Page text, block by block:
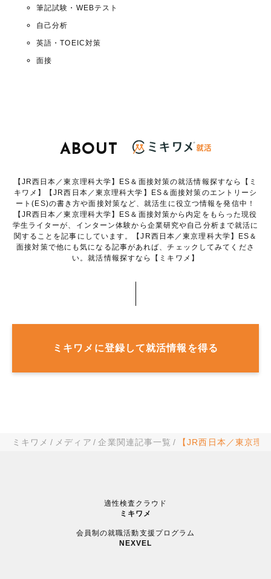
筆記試験・WEBテスト
自己分析
英語・TOEIC対策
面接
ABOUT
【JR西日本／東京理科大学】ES＆面接対策の就活情報探すなら【ミ
キワメ】【JR西日本／東京理科大学】ES＆面接対策のエントリーシ
ート(ES)の書き方や面接対策など、就活生に役立つ情報を発信中！
【JR西日本／東京理科大学】ES＆面接対策から内定をもらった現役
学生ライターが、インターン体験から企業研究や自己分析まで就活に
関することを記事にしています。【JR西日本／東京理科大学】ES＆
面接対策で他にも気になる記事があれば、チェックしてみてくださ
い。就活情報探すなら【ミキワメ】
ミキワメに登録して就活情報を得る
ミキワメ メディア 企業関連記事一覧 【JR西日本／東京理
適性検査クラウド
ミキワメ
会員制の就職活動支援プログラム
NEXVEL